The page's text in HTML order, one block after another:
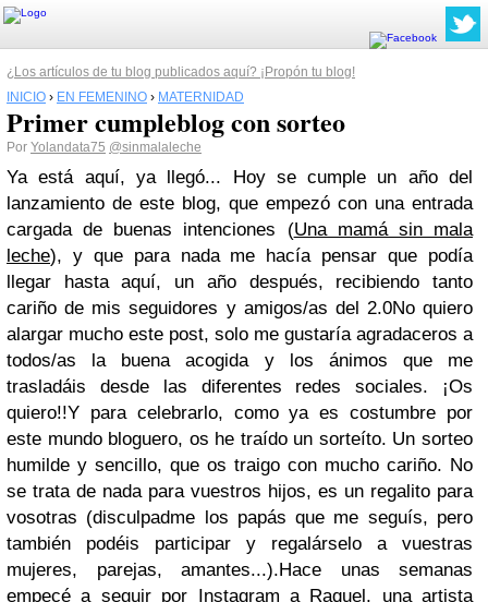
¿Los artículos de tu blog publicados aquí? ¡Propón tu blog!
INICIO › EN FEMENINO › MATERNIDAD
Primer cumpleblog con sorteo
Por Yolandata75 @sinmalaleche
Ya está aquí, ya llegó... Hoy se cumple un año del
lanzamiento de este blog, que empezó con una entrada
cargada de buenas intenciones (Una mamá sin mala
leche), y que para nada me hacía pensar que podía
llegar hasta aquí, un año después, recibiendo tanto
cariño de mis seguidores y amigos/as del 2.0No quiero
alargar mucho este post, solo me gustaría agradaceros a
todos/as la buena acogida y los ánimos que me
trasladáis desde las diferentes redes sociales. ¡Os
quiero!!Y para celebrarlo, como ya es costumbre por
este mundo bloguero, os he traído un sorteíto. Un sorteo
humilde y sencillo, que os traigo con mucho cariño. No
se trata de nada para vuestros hijos, es un regalito para
vosotras (disculpadme los papás que me seguís, pero
también podéis participar y regalárselo a vuestras
mujeres, parejas, amantes...).Hace unas semanas
empecé a seguir por Instagram a Raquel, una artista